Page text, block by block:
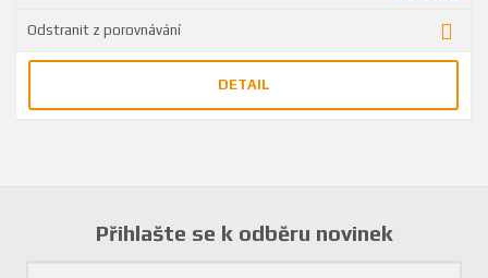
DETAIL
Přihlašte se k odběru novinek